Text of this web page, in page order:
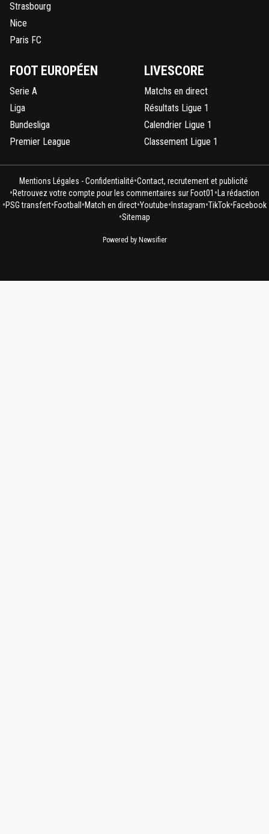
Strasbourg
Nice
Paris FC
FOOT EUROPÉEN
Serie A
Liga
Bundesliga
Premier League
LIVESCORE
Matchs en direct
Résultats Ligue 1
Calendrier Ligue 1
Classement Ligue 1
Mentions Légales - Confidentialité•Contact, recrutement et publicité
•Retrouvez votre compte pour les commentaires sur Foot01 • La rédaction
•PSG transfert•Football •Match en direct•Youtube• Instagram•TikTok•Facebook
•Sitemap
Powered by Newsifier